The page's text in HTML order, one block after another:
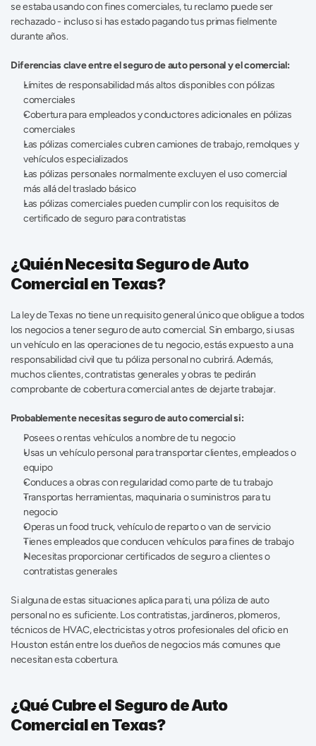
se estaba usando con fines comerciales, tu reclamo puede ser
rechazado - incluso si has estado pagando tus primas fielmente
durante años.
Diferencias clave entre el seguro de auto personal y el comercial:
Límites de responsabilidad más altos disponibles con pólizas
comerciales
Cobertura para empleados y conductores adicionales en pólizas
comerciales
Las pólizas comerciales cubren camiones de trabajo, remolques y
vehículos especializados
Las pólizas personales normalmente excluyen el uso comercial
más allá del traslado básico
Las pólizas comerciales pueden cumplir con los requisitos de
certificado de seguro para contratistas
¿Quién Necesita Seguro de Auto
Comercial en Texas?
La ley de Texas no tiene un requisito general único que obligue a todos
los negocios a tener seguro de auto comercial. Sin embargo, si usas
un vehículo en las operaciones de tu negocio, estás expuesto a una
responsabilidad civil que tu póliza personal no cubrirá. Además,
muchos clientes, contratistas generales y obras te pedirán
comprobante de cobertura comercial antes de dejarte trabajar.
Probablemente necesitas seguro de auto comercial si:
Posees o rentas vehículos a nombre de tu negocio
Usas un vehículo personal para transportar clientes, empleados o
equipo
Conduces a obras con regularidad como parte de tu trabajo
Transportas herramientas, maquinaria o suministros para tu
negocio
Operas un food truck, vehículo de reparto o van de servicio
Tienes empleados que conducen vehículos para fines de trabajo
Necesitas proporcionar certificados de seguro a clientes o
contratistas generales
Si alguna de estas situaciones aplica para ti, una póliza de auto
personal no es suficiente. Los contratistas, jardineros, plomeros,
técnicos de HVAC, electricistas y otros profesionales del oficio en
Houston están entre los dueños de negocios más comunes que
necesitan esta cobertura.
¿Qué Cubre el Seguro de Auto
Comercial en Texas?